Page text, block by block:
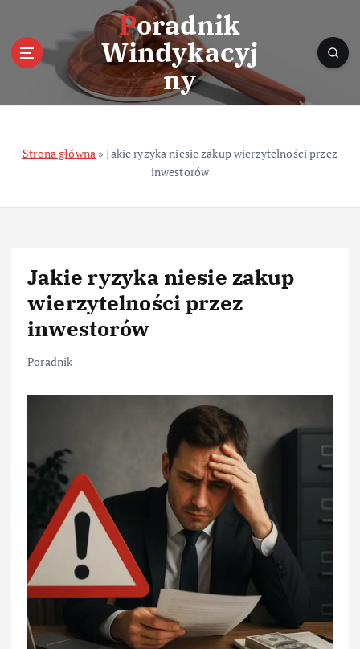
n
Poradnik
Windykacyj
ny
Strona główna »Jakie ryzyka niesie zakup wierzytelności przez
inwestorów
Jakie ryzyka niesie zakup
wierzytelności przez
inwestorów
Poradnik